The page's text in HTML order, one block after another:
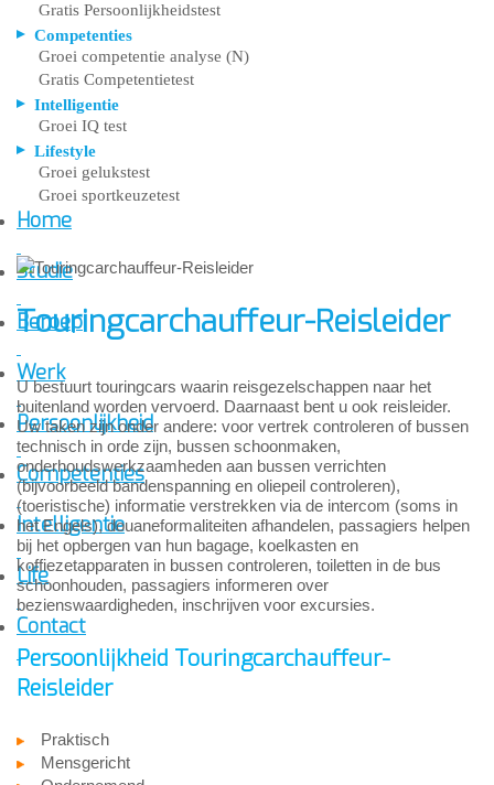
Gratis Persoonlijkheidstest
Competenties
Groei competentie analyse (N)
Gratis Competentietest
Intelligentie
Groei IQ test
Lifestyle
Groei gelukstest
Groei sportkeuzetest
Home
Studie
Beroep
Werk
Persoonlijkheid
Competenties
Intelligentie
Life
Contact
Touringcarchauffeur-Reisleider
U bestuurt touringcars waarin reisgezelschappen naar het
buitenland worden vervoerd. Daarnaast bent u ook reisleider.
Uw taken zijn onder andere: voor vertrek controleren of bussen
technisch in orde zijn, bussen schoonmaken,
onderhoudswerkzaamheden aan bussen verrichten
(bijvoorbeeld bandenspanning en oliepeil controleren),
(toeristische) informatie verstrekken via de intercom (soms in
het Engels), douaneformaliteiten afhandelen, passagiers helpen
bij het opbergen van hun bagage, koelkasten en
koffiezetapparaten in bussen controleren, toiletten in de bus
schoonhouden, passagiers informeren over
bezienswaardigheden, inschrijven voor excursies.
Persoonlijkheid Touringcarchauffeur-
Reisleider
Praktisch
Mensgericht